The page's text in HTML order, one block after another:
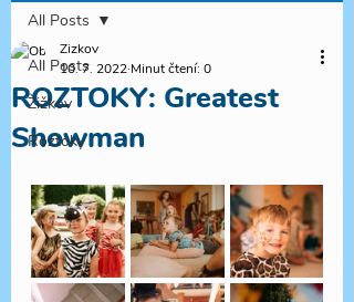
All Posts
Žižkov
Roztoky
All Posts
ROZTOKY: Greatest
Showman
Zizkov
10. 7. 2022 Minut čtení: 0